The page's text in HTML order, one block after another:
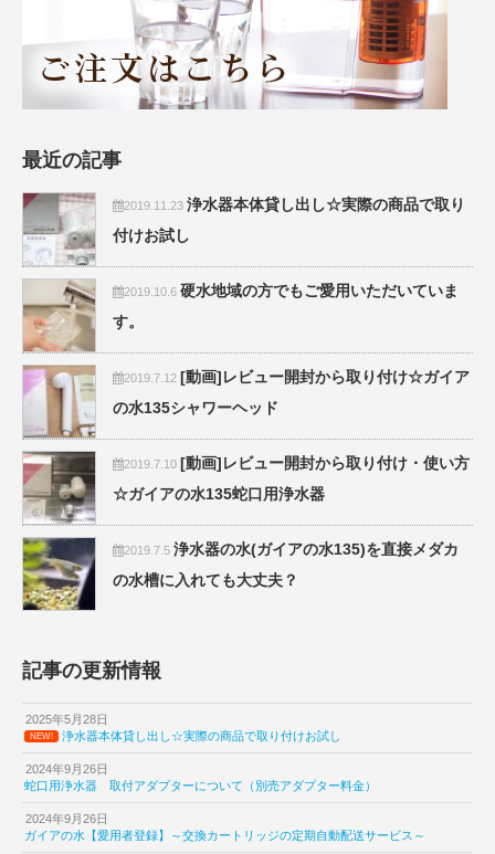
最近の記事
2019.11.23 浄水器本体貸し出し☆実際の商品で取り
付けお試し
2019.10.6 硬水地域の方でもご愛用いただいていま
す。
2019.7.12 [動画]レビュー開封から取り付け☆ガイア
の水135シャワーヘッド
2019.7.10 [動画]レビュー開封から取り付け・使い方
☆ガイアの水135蛇口用浄水器
2019.7.5 浄水器の水(ガイアの水135)を直接メダカ
の水槽に入れても大丈夫？
記事の更新情報
2025年5月28日
NEW! 浄水器本体貸し出し☆実際の商品で取り付けお試し
2024年9月26日
蛇口用浄水器 取付アダプターについて（別売アダプター料金）
2024年9月26日
ガイアの水【愛用者登録】～交換カートリッジの定期自動配送サービス～